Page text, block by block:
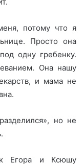
потому что я
Просто она
одну гребенку.
Она нашу
и мама не
но не
Егора и Ксюшу